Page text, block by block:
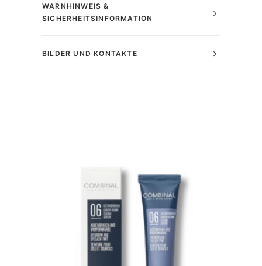
WARNHINWEIS &
SICHERHEITSINFORMATION
BILDER UND KONTAKTE